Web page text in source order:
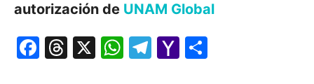
autorización de UNAM Global
Facebook
Threads
X WhatsApp
Telegram
Yahoo